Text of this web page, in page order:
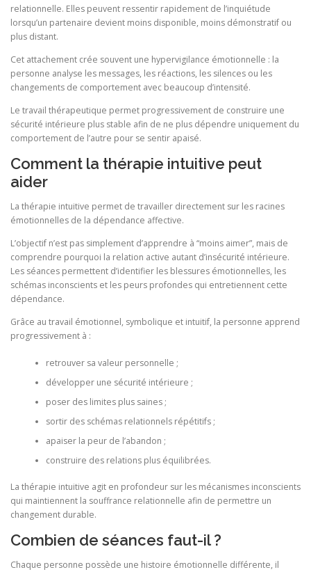
relationnelle. Elles peuvent ressentir rapidement de l’inquiétude
lorsqu’un partenaire devient moins disponible, moins démonstratif ou
plus distant.
Cet attachement crée souvent une hypervigilance émotionnelle : la
personne analyse les messages, les réactions, les silences ou les
changements de comportement avec beaucoup d’intensité.
Le travail thérapeutique permet progressivement de construire une
sécurité intérieure plus stable afin de ne plus dépendre uniquement du
comportement de l’autre pour se sentir apaisé.
Comment la thérapie intuitive peut
aider
La thérapie intuitive permet de travailler directement sur les racines
émotionnelles de la dépendance affective.
L’objectif n’est pas simplement d’apprendre à “moins aimer”, mais de
comprendre pourquoi la relation active autant d’insécurité intérieure.
Les séances permettent d’identifier les blessures émotionnelles, les
schémas inconscients et les peurs profondes qui entretiennent cette
dépendance.
Grâce au travail émotionnel, symbolique et intuitif, la personne apprend
progressivement à :
retrouver sa valeur personnelle ;
développer une sécurité intérieure ;
poser des limites plus saines ;
sortir des schémas relationnels répétitifs ;
apaiser la peur de l’abandon ;
construire des relations plus équilibrées.
La thérapie intuitive agit en profondeur sur les mécanismes inconscients
qui maintiennent la souffrance relationnelle afin de permettre un
changement durable.
Combien de séances faut-il ?
Chaque personne possède une histoire émotionnelle différente, il